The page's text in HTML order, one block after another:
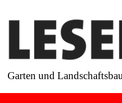
Garten und